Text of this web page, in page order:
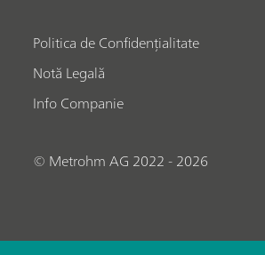
Politica de Confidențialitate
Notă Legală
Info Companie
© Metrohm AG 2022 - 2026